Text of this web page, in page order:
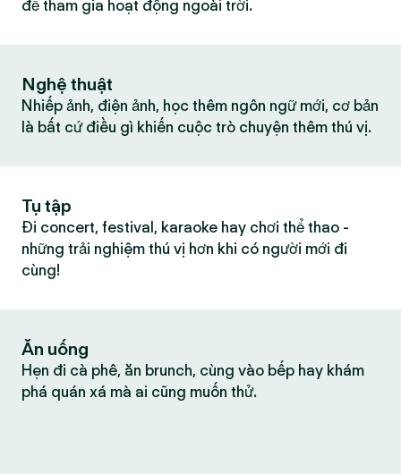
để tham gia hoạt động ngoài trời.
Nghệ thuật
Nhiếp ảnh, điện ảnh, học thêm ngôn ngữ mới, cơ bản
là bất cứ điều gì khiến cuộc trò chuyện thêm thú vị.
Tụ tập
Đi concert, festival, karaoke hay chơi thể thao -
những trải nghiệm thú vị hơn khi có người mới đi
cùng!
Ăn uống
Hẹn đi cà phê, ăn brunch, cùng vào bếp hay khám
phá quán xá mà ai cũng muốn thử.